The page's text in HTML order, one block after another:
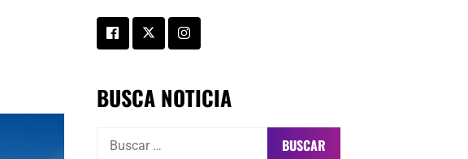
BUSCA NOTICIA
Buscar: